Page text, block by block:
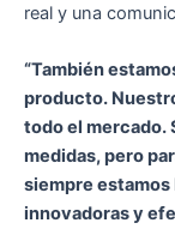
real y una
“También
producto.
todo el mercado.
medidas, pero
siempre estamos
innovadoras y